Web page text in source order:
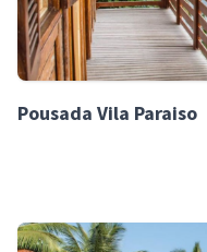
Pousada Vila Paraiso